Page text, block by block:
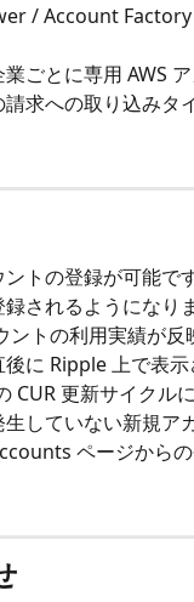
/ Account Factory
ごとに専用 AWS
求への取り込みタ
トの登録が可能で
されるようになりま
ントの利用実績が
に Ripple 上で表
CUR 更新サイクルに
していない新規ア
ページから